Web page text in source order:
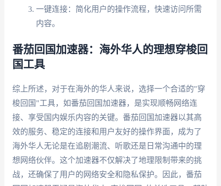
一键连接：简化用户的操作流程，快速访问所需
内容。
番茄回国加速器：海外华人的理想穿梭回
国工具
综上所述，对于在海外的华人来说，选择一个合适的"穿
梭回国"工具，如番茄回国加速器，是实现顺畅网络连
接、享受国内娱乐内容的关键。番茄回国加速器以其高
效的服务、稳定的连接和用户友好的操作界面，成为了
海外华人无论是在追剧潮流、听歌还是日常沟通中的理
想网络伙伴。这个加速器不仅解决了地理限制带来的挑
战，还确保了用户的网络安全和隐私保护。因此，番茄